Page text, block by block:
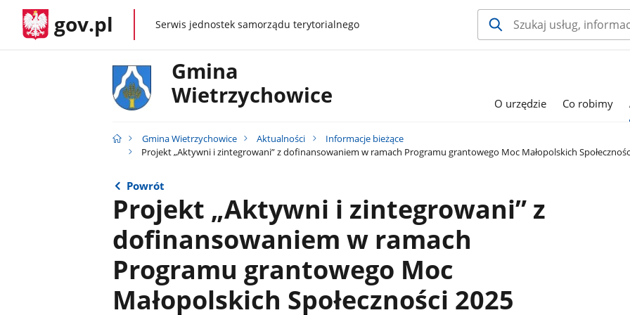
gov.pl gov.plSerwis jednostek samorządu terytorialnego
Gmina
Wietrzychowice
O urzędzie Co robimy
Gmina Wietrzychowice Aktualności
Informacje bieżące
Projekt „Aktywni i zintegrowani” z dofinansowaniem w ramach Programu grantowego Moc Małopolskich
Powrót
Projekt „Aktywni i zintegrowani” z
dofinansowaniem w ramach
Programu grantowego Moc
Małopolskich Społeczności 2025